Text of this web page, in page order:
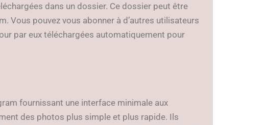
dans un dossier. Ce dossier peut être
Vous pouvez vous abonner à d’autres utilisateurs
par eux téléchargées automatiquement pour
fournissant une interface minimale aux
des photos plus simple et plus rapide. Ils